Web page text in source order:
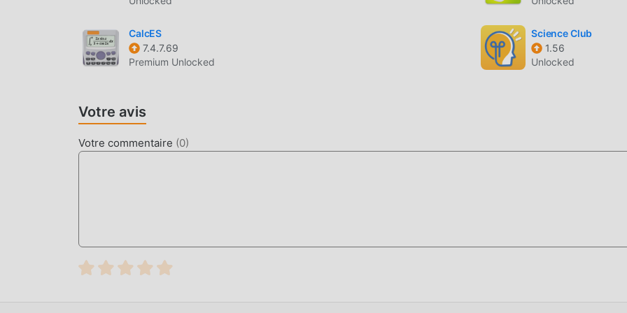
CalcES
7.4.7.69
Premium Unlocked
Science Club
1.56
Unlocked
Votre avis
Votre commentaire (0)